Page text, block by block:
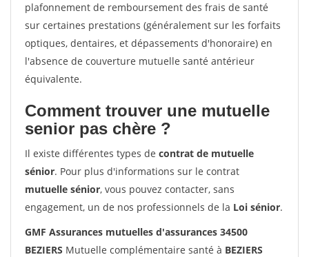
plafonnement de remboursement des frais de santé
sur certaines prestations (généralement sur les forfaits
optiques, dentaires, et dépassements d'honoraire) en
l'absence de couverture mutuelle santé antérieur
équivalente.
Comment trouver une mutuelle
senior pas chère ?
Il existe différentes types de contrat de mutuelle
sénior. Pour plus d'informations sur le contrat
mutuelle sénior, vous pouvez contacter, sans
engagement, un de nos professionnels de la Loi sénior.
GMF Assurances mutuelles d'assurances 34500
BEZIERS Mutuelle complémentaire santé à BEZIERS